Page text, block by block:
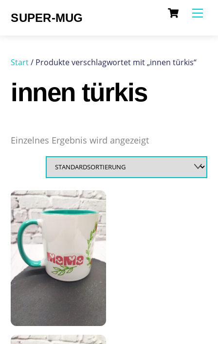
Cart
SUPER-MUG
Start/ Produkte verschlagwortet mit „innen türkis“
innen türkis
Einzelnes Ergebnis wird angezeigt